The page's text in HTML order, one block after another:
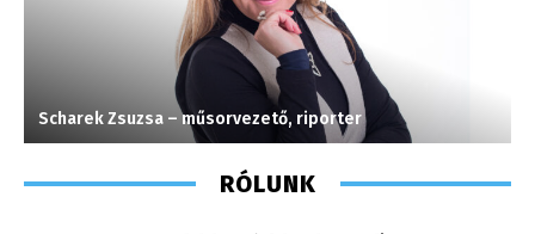
Scharek Zsuzsa – műsorvezető, riporter
RÓLUNK